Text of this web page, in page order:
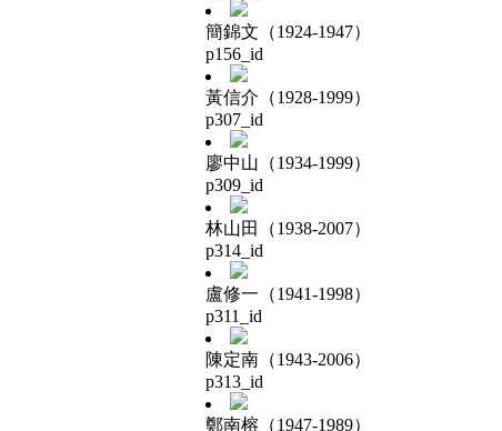
簡錦文（1924-1947）
p156_id
黃信介（1928-1999）
p307_id
廖中山（1934-1999）
p309_id
林山田（1938-2007）
p314_id
盧修一（1941-1998）
p311_id
陳定南（1943-2006）
p313_id
鄭南榕（1947-1989）